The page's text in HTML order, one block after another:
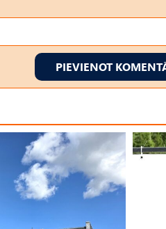
PIEVIENOT